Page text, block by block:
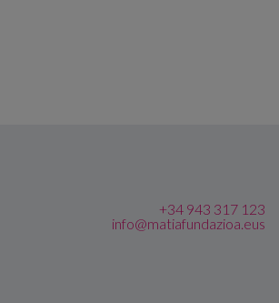
+34 943 317 123
info@matiafundazioa.eus